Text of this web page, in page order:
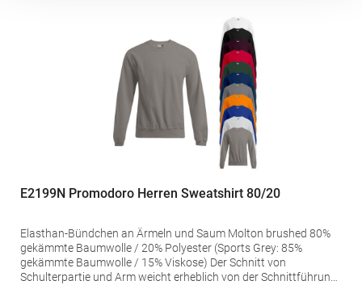
E2199N Promodoro Herren Sweatshirt 80/20
Elasthan-Bündchen an Ärmeln und Saum Molton brushed 80%
gekämmte Baumwolle / 20% Polyester (Sports Grey: 85%
gekämmte Baumwolle / 15% Viskose) Der Schnitt von
Schulterpartie und Arm weicht erheblich von der Schnittführung